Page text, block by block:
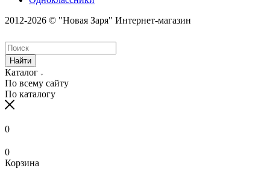
2012-2026 © "Новая Заря" Интернет-магазин
Найти
Каталог
По всему сайту
По каталогу
0
0
Корзина